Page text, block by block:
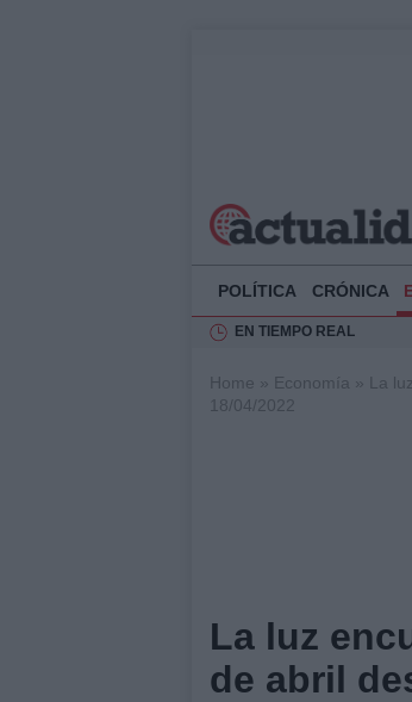
POLÍTICA CRÓNICA
EN TIEMPO REAL
Home » Economía »
La
18/04/2022
La luz
de abril